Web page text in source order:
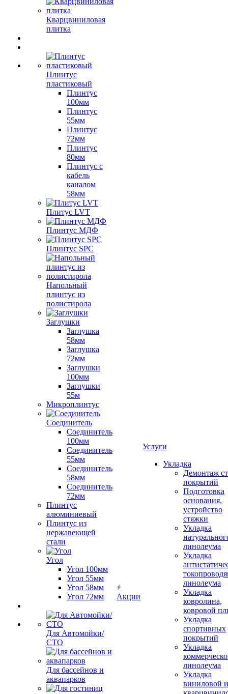
Кварцвиниловая
плитка
Плинтус
пластиковый
Плинтус
100мм
Плинтус
55мм
Плинтус
72мм
Плинтус
80мм
Плинтус с
кабель
каналом
58мм
Плитус LVT
Плинтус МДФ
Плинтус SPC
Напольный
плинтус из
полистирола
Заглушки
Заглушка
58мм
Заглушка
72мм
Заглушки
100мм
Заглушки
55м
Микроплинтус
Соединитель
Соединитель
100мм
Соединитель
55мм
Соединитель
58мм
Соединитель
72мм
Плинтус
алюминиевый
Плинтус из
нержавеющей
стали
Угол
Угол 100мм
Угол 55мм
Угол 58мм
Угол 72мм
Для Автомойки/
СТО
Для бассейнов и
аквапарков
Акции
Услуги
Укладка
Демонтаж
покрытий
Подготовка
основания,
устройство
стяжки
Укладка
линолеума
Укладка
линолеума
Укладка
ковролина,
ковровой
Укладка
спортивных
покрытий
Укладка
линолеума
Укладка
виниловой и